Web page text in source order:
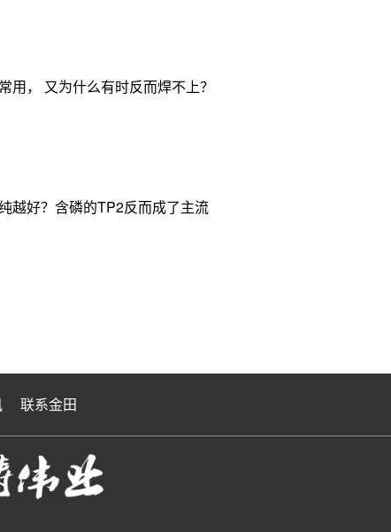
用， 又为什么有时反而焊不上？
越好？含磷的TP2反而成了主流
联系金田